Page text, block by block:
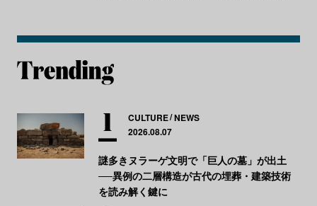
CULTURE NEWS
2026.08.07
謎多きヌラーゲ文明で「巨人の墓」が出土
──異例の二層構造が古代の埋葬・建築技術
を読み解く鍵に